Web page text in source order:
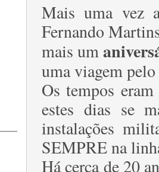
Mais uma vez
Fernando
mais um
uma viagem
Os tempos
estes dias se
instalações
SEMPRE na
Há cerca de 20